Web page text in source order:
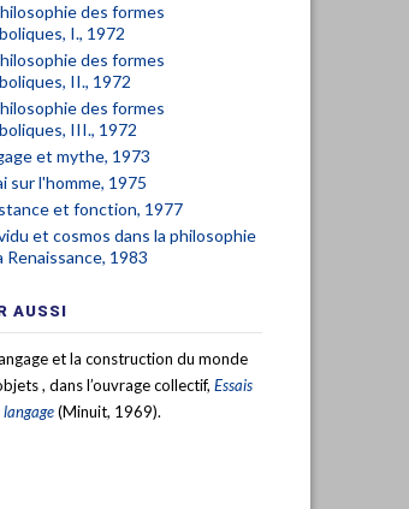
des formes
I., 1972
des formes
II., 1972
des formes
III., 1972
et mythe, 1973
sur l'homme, 1975
et fonction, 1977
et cosmos dans la philosophie
Renaissance, 1983
AUSSI
et la construction du monde
, dans l’ouvrage collectif, Essais
langage(Minuit, 1969).